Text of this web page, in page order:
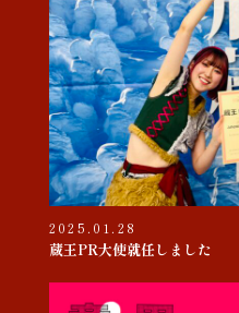
2025.01.28
蔵王PR大使就任しました